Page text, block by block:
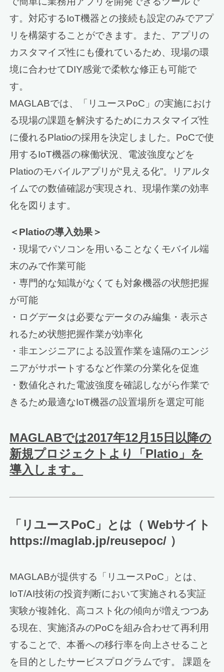
す。対応するIoT機器との接続も設定のみでアプ
リを構築することができます。また、アプリの
カスタマイズ性にも優れているため、現場の環
境に合わせてDIY感覚で柔軟な修正も可能で
す。
MAGLABでは、「リユースPoC」の実施におけ
る現場の課題を解決するためにカスタマイズ性
に優れるPlatioの採用を決定しました。PoCで使
用するIoT機器の稼働状況、電波強度などを
Platioのモバイルアプリが“見える化”。リアルタ
イムでの数値確認が実現され、現場作業の効率
化を図ります。
＜Platioの導入効果＞
・現場でパソコンを用いることなくモバイル端
末のみで作業可能
・専門的な知識がなくても対象機器の状態把握
が可能
・ログデータは必要なデータのみ編集・表示さ
れるため状態把握作業が効率化
・非エンジニアによる設置作業を遠隔のエンジ
ニアがサポートするなど作業の分業化を促進
・数値化された電波強度を確認しながら作業で
きるため最適なIoT機器の設置場所を選定可能
MAGLABでは2017年12月15日以降の
新規プロジェクトより「Platio」を
導入します。
「リユースPoC」とは（ Webサイト
https://maglab.jp/reusepoc/ ）
MAGLABが提供する「リユースPoC」とは、
IoT/AI技術の投資判断において実施される実証
実験が複雑化、高コスト化の傾向が増えつつあ
る現在、実施済みのPoCを組み合わせて再利用
することで、本番への移行率を向上させること
を目的としたサービスプログラムです。 課題を